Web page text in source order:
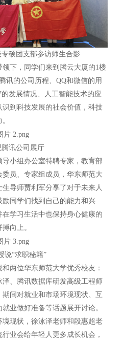
硕团支部参访师生合影
下，同学们来到腾云大厦的1楼
讯的公司历程、QQ和微信的用
发展情况、人工智能技术的应
到科技发展的社会价值，科技
腾讯公司展厅
小组办公室特聘专家，教育部
员、专家组成员，华东师范大
导师贾利军分享了对于未来人
同学们找到自己的能力和兴
学习生活中也保持身心健康的
向上。
说“求职秘籍”
两位华东师范大学优秀校友：
、腾讯数据库研发高级工程师
间对就业和市场环境现状、互
业做好准备等话题展开讨论。
现状，徐泳泽老师和段惠超老
业会给年轻人更多成长机会，